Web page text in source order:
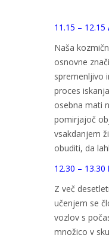
11.15 – 12.15
Naša
osnovne
spremenljivo
proces
osebna mati
pomirjajoč
vsakdanjem
obuditi, da
12.30 – 13.30
Z več
učenjem se
vozlov s
množico v